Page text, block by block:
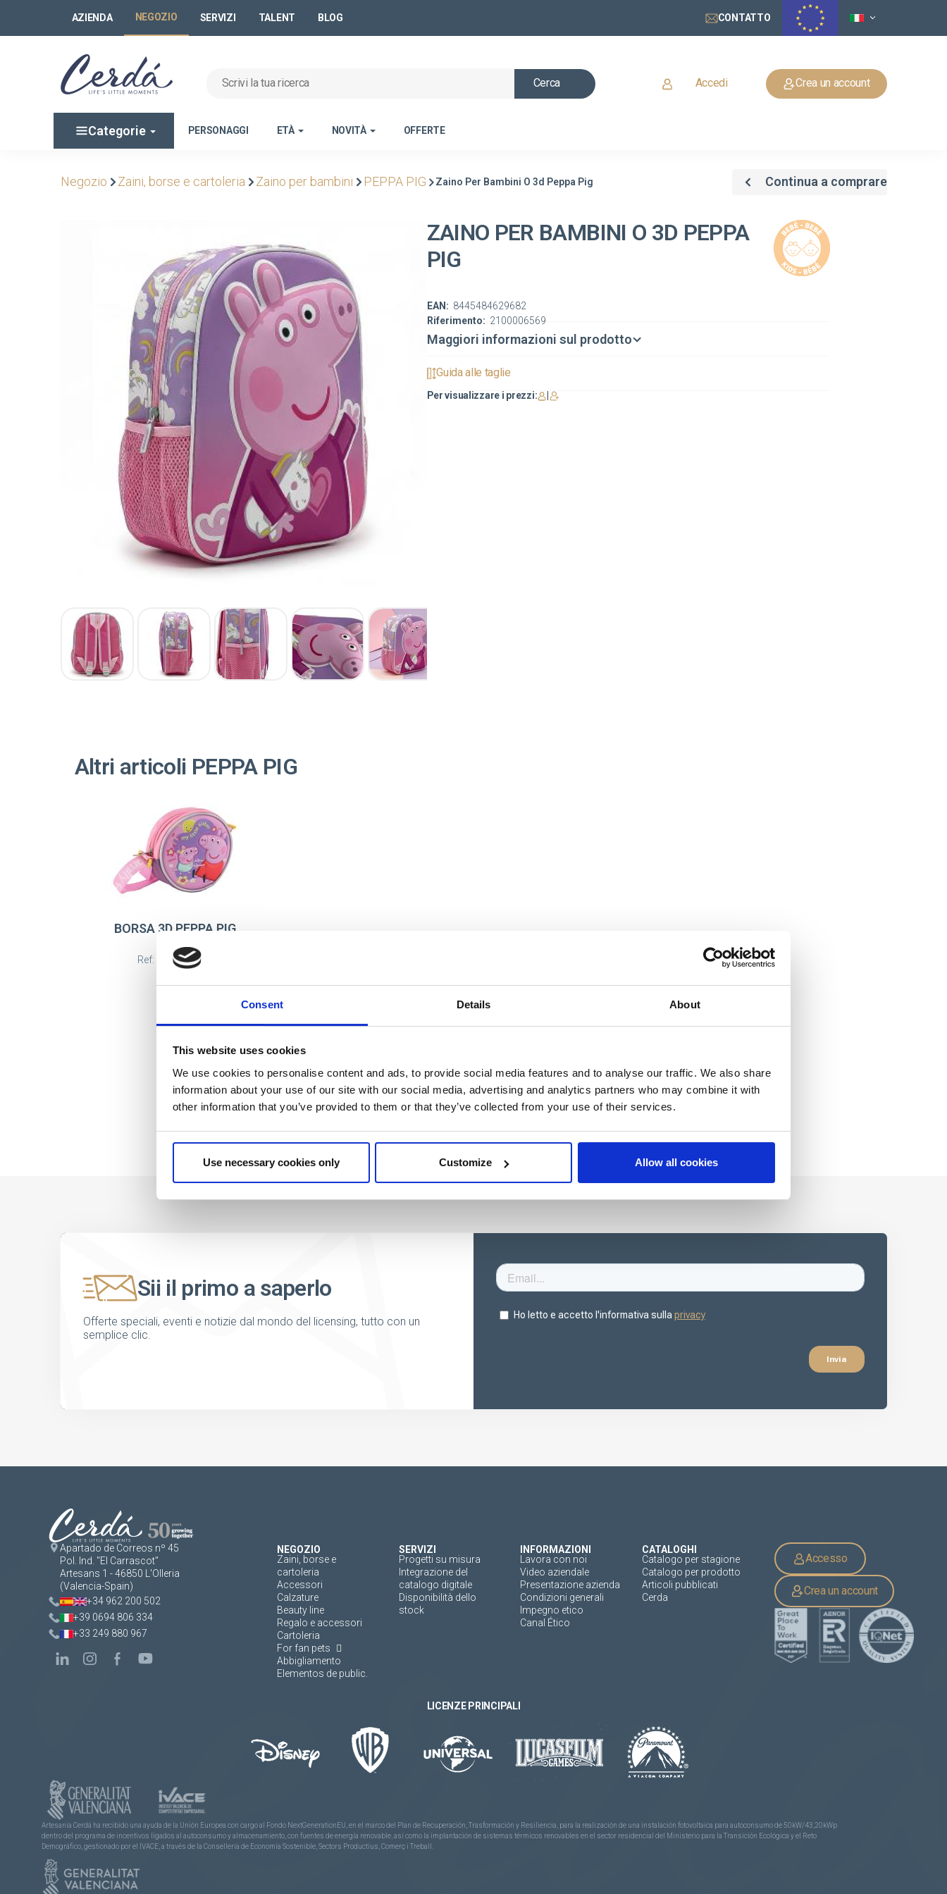
Consent Details About
This website uses cookies
We use cookies to personalise content and ads, to provide social media features and to analyse our traffic. We also share
information about your use of our site with our social media, advertising and analytics partners who may combine it with
other information that you’ve provided to them or that they’ve collected from your use of their services.
Use necessary cookies only Customize Allow all cookies
AZIENDA NEGOZIO SERVIZI TALENT BLOG CONTATTO
Cerca Accedi Crea un account
Categorie PERSONAGGI ETÀ NOVITÀ OFFERTE
Negozio Zaini, borse e cartoleria Zaino per bambini PEPPA PIG Zaino Per Bambini O 3d Peppa Pig Continua a comprare
ZAINO PER BAMBINI O 3D PEPPA
PIG
Riferimento: 2100006569
EAN: 8445484629682
Maggiori informazioni sul prodotto
Guida alle taglie
Per visualizzare i prezzi:
Altri articoli PEPPA PIG
BORSA 3D PEPPA PIG
Ref: 2100006394
Sii il primo a saperlo
Offerte speciali, eventi e notizie dal mondo del licensing, tutto con un
semplice clic.
Apartado de Correos nº 45
Pol. Ind. "El Carrascot"
Artesans 1 - 46850 L'Olleria
(Valencia-Spain)
+34 962 200 502
+39 0694 806 334
+33 249 880 967
NEGOZIO
Zaini, borse e
cartoleria
Accessori
Calzature
Beauty line
Regalo e accessori
Cartoleria
For fan pets
Abbigliamento
Elementos de public.
SERVIZI
Progetti su misura
Integrazione del
catalogo digitale
Disponibilità dello
stock
INFORMAZIONI
Lavora con noi
Video aziendale
Presentazione azienda
Condizioni generali
Impegno etico
Canal Ético
CATALOGHI
Catalogo per stagione
Catalogo per prodotto
Articoli pubblicati
Cerda
Accesso
Crea un account
LICENZE PRINCIPALI
Artesanía Cerdá ha recibido una ayuda de la Unión Europea con cargo al Fondo NextGenerationEU, en el marco del Plan de Recuperación, Trasformación y Resiliencia, para la realización de una instalación fotovoltaica para autoconsumo de 50kW/43,20kWp
dentro del programa de incentivos ligados al autoconsumo y almacenamiento, con fuentes de energía renovable, así como la implantación de sistemas térmicos renovables en el sector residencial del Ministerio para la Transición Ecológica y el Reto
Demográfico, gestionado por el IVACE, a través de la Consellería de Economía Sostenible, Sectors Productius, Comerç i Treball.